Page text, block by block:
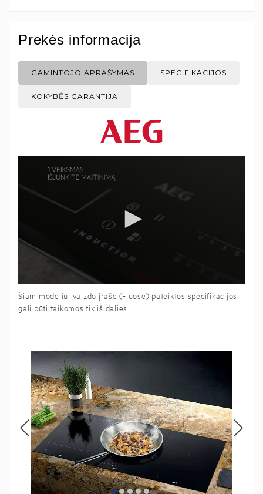
Prekės informacija
GAMINTOJO APRAŠYMAS SPECIFIKACIJOS
KOKYBĖS GARANTIJA
Šiam modeliui vaizdo įraše (-iuose) pateiktos specifikacijos
gali būti taikomos tik iš dalies.